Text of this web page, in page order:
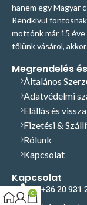
hanem egy Magyar
Rendkívül
mottónk már 15 éve
tőlünk vásárol,
Megrendelés
Általános
Adatvédelmi
Elállás és
Fizetési &
Rólunk
Kapcsolat
Kapcsolat
+36 20 931
0